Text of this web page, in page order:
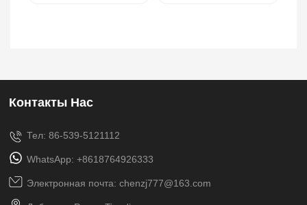
Контакты Нас
Тел: 86-539-5121112
WhatsApp: +8618764926333
Электронная почта: chenzj777@163.com